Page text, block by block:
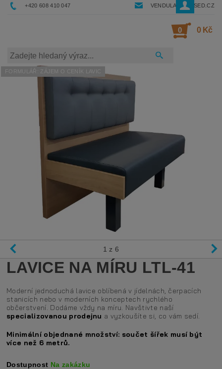
+420 608 410 047 VENDULA@RESSED.CZ
0 0 Kč
FORMULÁŘ: ZÁJEM O CENÍK LAVIC
1 z 6
LAVICE NA MÍRU LTL-41
Moderní jednoduchá lavice oblíbená v jídelnách, čerpacích
stanicích nebo v moderních konceptech rychlého
občerstvení. Dodáme vždy na míru. Navštivte naší
specializovanou prodejnu a vyzkoušíte si, co vám sedí.
Minimální objednané množství: součet šířek musí být
více než 6 metrů.
Dostupnost Na zakázku